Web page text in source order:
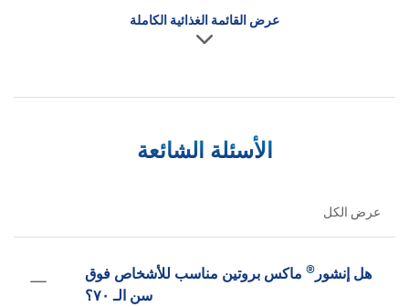
عرض القائمة الغذائية الكاملة
الأسئلة الشائعة
عرض الكل
هل إنشور® ماكس بروتين مناسب للأشخاص فوق
سن الـ ٧٠؟